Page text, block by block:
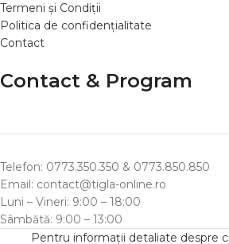
Termeni și Condiții
Politica de confidențialitate
Contact
Contact & Program
Telefon: 0773.350.350 & 0773.850.850
Email: contact@tigla-online.ro
Luni – Vineri: 9:00 – 18:00
Sâmbătă: 9:00 – 13:00
Pentru informații detaliate despre